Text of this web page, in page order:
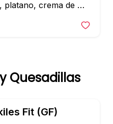
platano, crema de
Con plátano,
Quesadillas
Fit (GF)